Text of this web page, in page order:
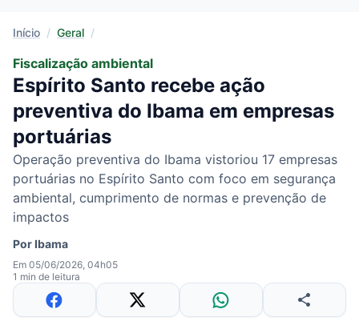
Início / Geral /
Fiscalização ambiental
Espírito Santo recebe ação
preventiva do Ibama em empresas
portuárias
Operação preventiva do Ibama vistoriou 17 empresas
portuárias no Espírito Santo com foco em segurança
ambiental, cumprimento de normas e prevenção de
impactos
Por Ibama
Em 05/06/2026, 04h05
1 min de leitura